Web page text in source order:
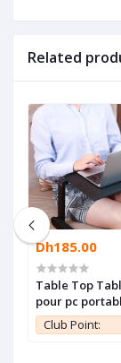
Related
Dh185.00
Table Top
pour pc
ventilateur
Club Point: